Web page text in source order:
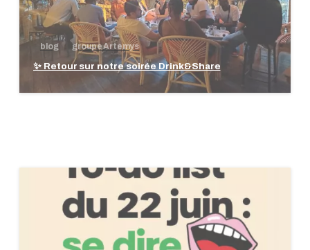
blog groupe Artemys
✨ Retour sur notre soirée Drink&Share